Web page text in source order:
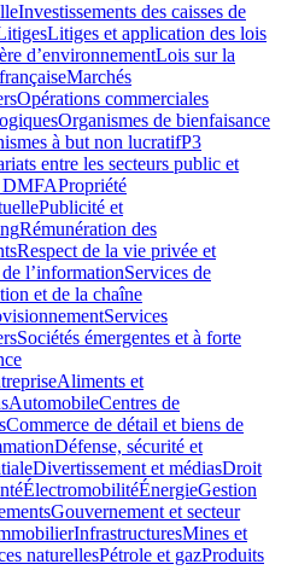
Investissements des caisses de
Litiges et application des lois
d’environnementLois sur la
Marchés
Opérations commerciales
Organismes de bienfaisance
à but non lucratifP3
entre les secteurs public et
Propriété
Publicité et
Rémunération des
Respect de la vie privée et
l’informationServices de
et de la chaîne
Services
Sociétés émergentes et à forte
Aliments et
AutomobileCentres de
Commerce de détail et biens de
Défense, sécurité et
Divertissement et médiasDroit
ÉlectromobilitéÉnergieGestion
Gouvernement et secteur
InfrastructuresMines et
naturellesPétrole et gazProduits